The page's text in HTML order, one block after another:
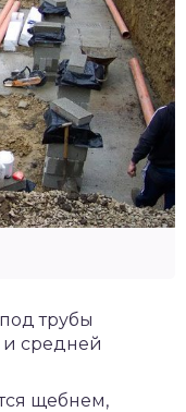
трубы
средней
щебнем,